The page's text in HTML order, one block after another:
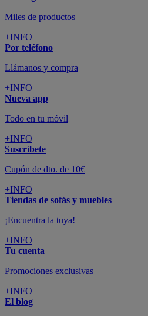
Miles de productos
+INFO
Por teléfono
Llámanos y compra
+INFO
Nueva app
Todo en tu móvil
+INFO
Suscríbete
Cupón de dto. de 10€
+INFO
Tiendas de sofás y muebles
¡Encuentra la tuya!
+INFO
Tu cuenta
Promociones exclusivas
+INFO
El blog